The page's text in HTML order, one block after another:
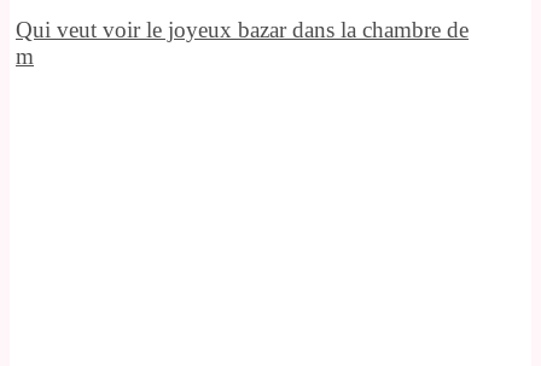
Qui veut voir le joyeux bazar dans la chambre de
m